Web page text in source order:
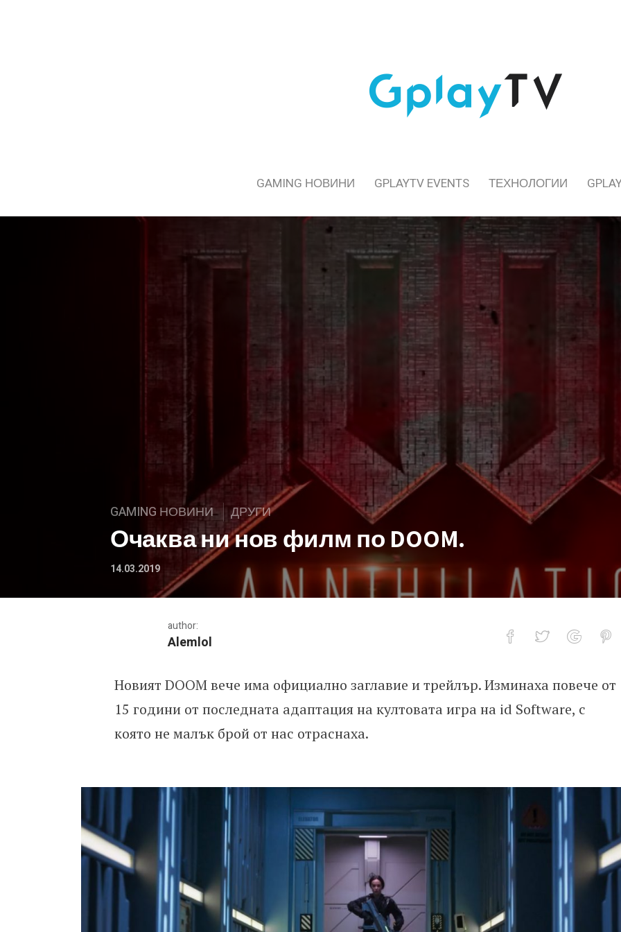
GAMING НОВИНИ GPLAYTV EVENTS ТЕХНОЛОГИИ
GAMING НОВИНИ ДРУГИ
Очаква ни нов филм по DOOM.
14.03.2019
author:
Alemlol
Очаква ни нов филм по DOOM.
Новият DOOM вече има официално заглавие и трейлър. Изминаха повече от
15 години от последната адаптация на култовата игра на id Software, с
която не малък брой от нас отраснаха.